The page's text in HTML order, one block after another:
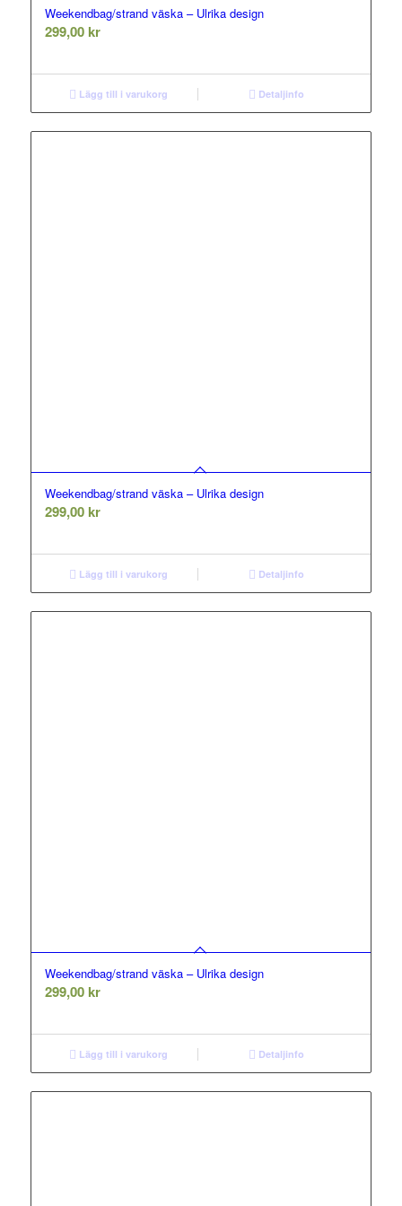
Weekendbag/strand väska – Ulrika design
299,00 kr
Lägg till i varukorg Detaljinfo
Weekendbag/strand väska – Ulrika design
299,00 kr
Lägg till i varukorg Detaljinfo
Weekendbag/strand väska – Ulrika design
299,00 kr
Lägg till i varukorg Detaljinfo